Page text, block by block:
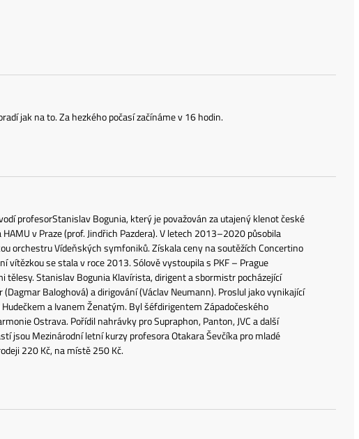
jak na to. Za hezkého počasí začínáme v 16 hodin.
profesorStanislav Bogunia, který je považován za utajený klenot české
v Praze (prof. Jindřich Pazdera). V letech 2013–2020 působila
orchestru Vídeňských symfoniků. Získala ceny na soutěžích Concertino
vítězkou se stala v roce 2013. Sólově vystoupila s PKF – Prague
Stanislav Bogunia Klavírista, dirigent a sbormistr pocházející
Baloghová) a dirigování (Václav Neumann). Proslul jako vynikající
a Ivanem Ženatým. Byl šéfdirigentem Západočeského
Ostrava. Pořídil nahrávky pro Supraphon, Panton, JVC a další
jsou Mezinárodní letní kurzy profesora Otakara Ševčíka pro mladé
220 Kč, na místě 250 Kč.